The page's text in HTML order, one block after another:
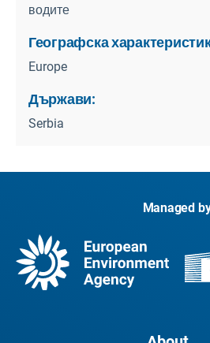
водите
Географска
Europe
Държави:
Serbia
Managed